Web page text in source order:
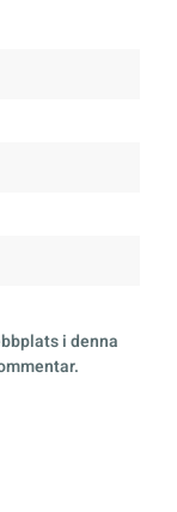
i denna